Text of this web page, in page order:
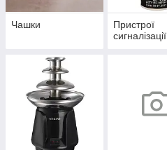
Чашки
Пристрої
сигналізації